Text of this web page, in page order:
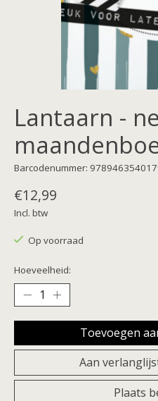
Lantaarn -
Barcodenummer:
€12,99
Incl. btw
Op voorraad
Hoeveelheid:
Toevoegen
Aan
Plaats